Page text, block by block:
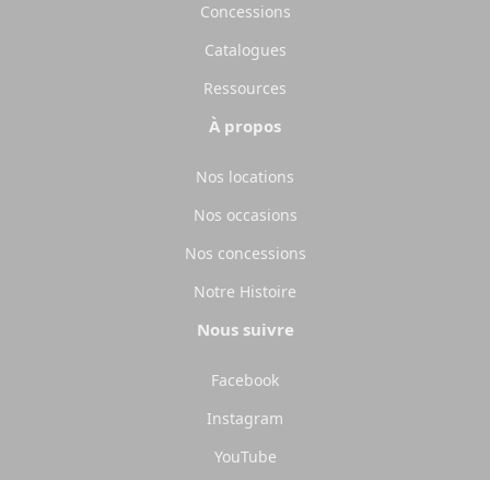
Concessions
Catalogues
Ressources
À propos
Nos locations
Nos occasions
Nos concessions
Notre Histoire
Nous suivre
Facebook
Instagram
YouTube